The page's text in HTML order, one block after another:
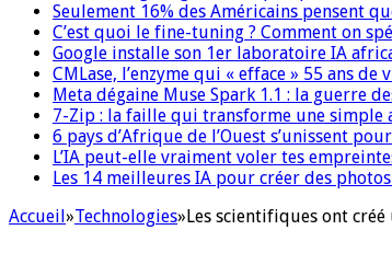
Seulement 16% des Américains pensent
C’est quoi le fine-tuning ? Comment on
Google installe son 1er laboratoire IA
CMLase, l’enzyme qui « efface » 55 ans
Meta dégaine Muse Spark 1.1 : la guerre
7-Zip : la faille qui transforme une simple
6 pays d’Afrique de l’Ouest s’unissent
L’IA peut-elle vraiment voler tes
Les 14 meilleures IA pour créer des
Accueil»Technologies»Les scientifiques ont